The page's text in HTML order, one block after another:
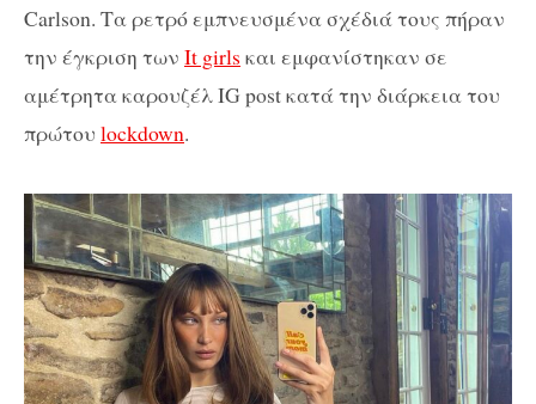
Carlson. Τα ρετρό εμπνευσμένα σχέδιά τους πήραν
την έγκριση των It girls και εμφανίστηκαν σε
αμέτρητα καρουζέλ IG post κατά την διάρκεια του
πρώτου lockdown.